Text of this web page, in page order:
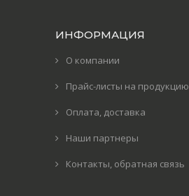
ИНФОРМАЦИЯ
О компании
Прайс-листы на продукцию
Оплата, доставка
Наши партнеры
Контакты, обратная связь